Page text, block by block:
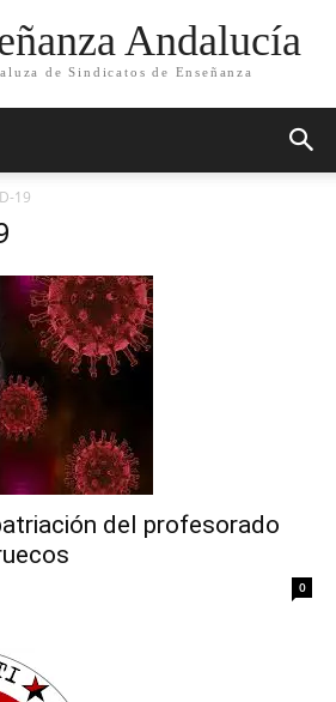
Andalucía
de Sindicatos de Enseñanza
19
del profesorado
0